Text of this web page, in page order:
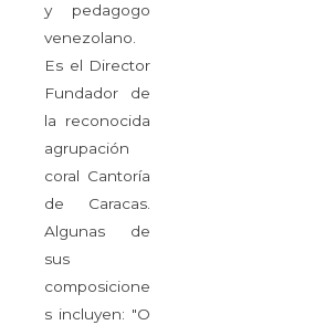
y pedagogo
venezolano.
Es el Director
Fundador de
la reconocida
agrupación
coral Cantoría
de Caracas.
Algunas de
sus
composicione
s incluyen: "O